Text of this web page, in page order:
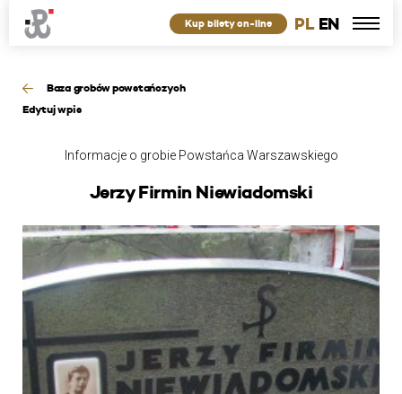
PL EN
Kup bilety on-line
Baza grobów powstańczych
Edytuj wpis
Informacje o grobie Powstańca Warszawskiego
Jerzy Firmin Niewiadomski